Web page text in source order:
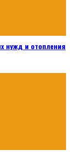
нужд и отопления